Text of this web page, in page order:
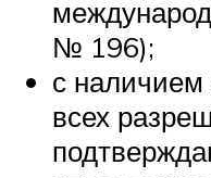
Меню
№ 196);
с наличием
всех